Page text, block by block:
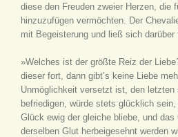
diese den Freuden zweier Herzen, die
hinzuzufügen vermöchten. Der
mit Begeisterung und ließ sich darüber
»Welches ist der größte Reiz der
dieser fort, dann gibt’s keine Liebe
Unmöglichkeit versetzt ist, den letzten
befriedigen, würde stets glücklich
Glück ewig der gleiche bliebe, und
derselben Glut herbeigesehnt werden